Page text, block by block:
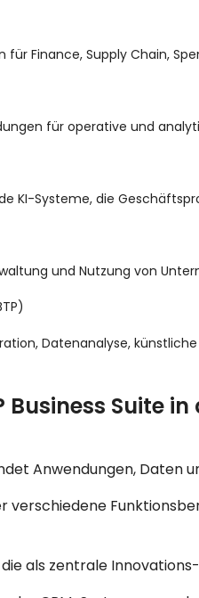
Finance, Supply Chain,
für operative und
KI-Systeme, die
und Nutzung von
Datenanalyse,
Suite in
Anwendungen,
verschiedene
als zentrale